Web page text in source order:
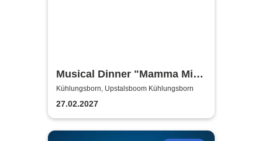
Musical Dinner "Mamma Mia
Special"
Kühlungsborn, Upstalsboom Kühlungsborn
27.02.2027